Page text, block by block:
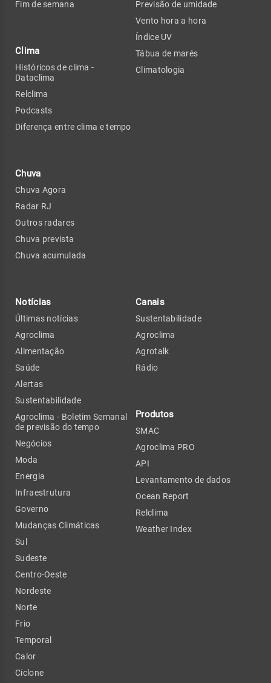
Fim de semana
Clima
Históricos de clima -
Dataclima
Relclima
Podcasts
Diferença entre clima e tempo
Chuva
Chuva Agora
Radar RJ
Outros radares
Chuva prevista
Chuva acumulada
Previsão de umidade
Vento hora a hora
Índice UV
Tábua de marés
Climatologia
Notícias
Últimas notícias
Agroclima
Alimentação
Saúde
Alertas
Sustentabilidade
Agroclima - Boletim Semanal
de previsão do tempo
Negócios
Moda
Energia
Infraestrutura
Governo
Mudanças Climáticas
Sul
Sudeste
Centro-Oeste
Nordeste
Norte
Frio
Temporal
Calor
Ciclone
Canais
Sustentabilidade
Agroclima
Agrotalk
Rádio
Produtos
SMAC
Agroclima PRO
API
Levantamento de dados
Ocean Report
Relclima
Weather Index